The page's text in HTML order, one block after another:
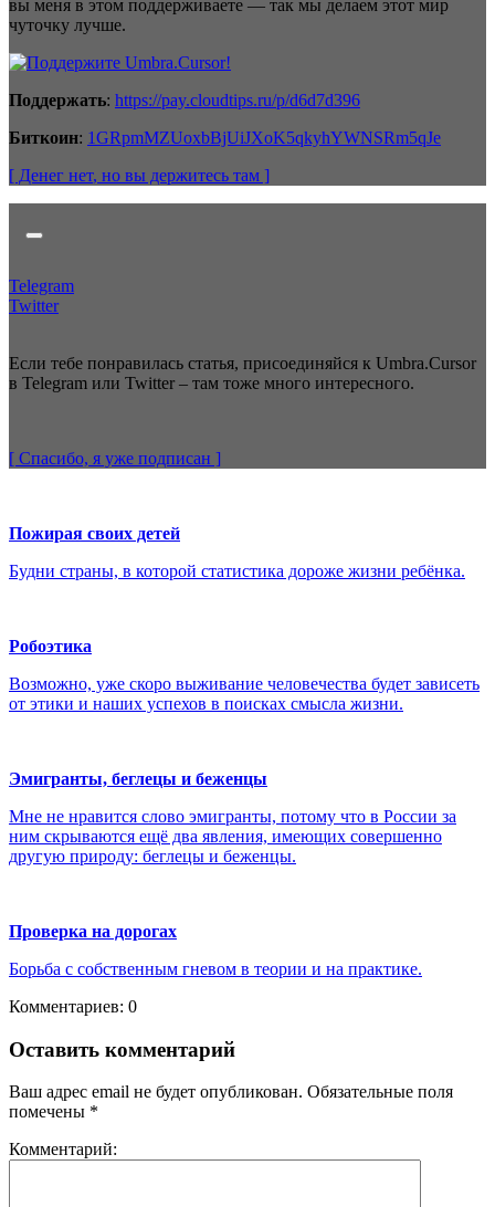
вы меня в этом поддерживаете — так мы делаем этот мир
чуточку лучше.
Поддержать: https://pay.cloudtips.ru/p/d6d7d396
Биткоин: 1GRpmMZUoxbBjUiJXoK5qkyhYWNSRm5qJe
[ Денег нет, но вы держитесь там ]
Telegram
Twitter
Если тебе понравилась статья, присоединяйся к Umbra.Cursor
в Telegram или Twitter – там тоже много интересного.
[ Спасибо, я уже подписан ]
Пожирая своих детей
Будни страны, в которой статистика дороже жизни ребёнка.
Робоэтика
Возможно, уже скоро выживание человечества будет зависеть
от этики и наших успехов в поисках смысла жизни.
Эмигранты, беглецы и беженцы
Мне не нравится слово эмигранты, потому что в России за
ним скрываются ещё два явления, имеющих совершенно
другую природу: беглецы и беженцы.
Проверка на дорогах
Борьба с собственным гневом в теории и на практике.
Комментариев: 0
Оставить комментарий
Ваш адрес email не будет опубликован. Обязательные поля
помечены *
Комментарий: